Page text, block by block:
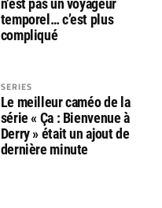
n’est pas un voyageur
temporel… c’est plus
compliqué
SERIES
Le meilleur caméo de la
série « Ça : Bienvenue à
Derry » était un ajout de
dernière minute